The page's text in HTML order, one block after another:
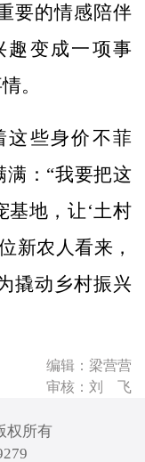
要的情感陪伴
趣变成一项事
。
些身价不菲
满：“我要把这
基地，让‘土村
新农人看来，
撬动乡村振兴
编辑：梁营营
审核：刘 飞
权所有